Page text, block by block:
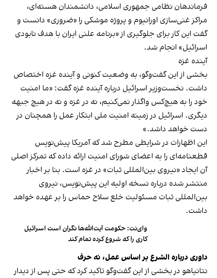
فرماندهان نظامی جمهوری اسلامی، دانشمندان هسته‌ای،
مراکز غنی‌سازی اورانیوم و پروژه موشکی را «ضروری» دانست و
گفت این کار برای جلوگیری از «برنامه علنی ایران با هدف نابودی
اسرائیل» انجام شد.
آینده غزه
بخشی از این گفت‌وگو، به وضعیت کنونی و آینده غزه اختصاص
داشت. نخست‌وزیر اسرائیل درباره آینده غزه گفت: «ما امنیت
خود را به هیچ‌کس واگذار نمی‌کنیم، نه در غزه و نه در هیچ جبهه
دیگری. اسرائیل در زمینه امنیت ملی ابتکار عمل را همچنان در
دست خواهد داشد.»
این اظهارات در شرایطی مطرح شد که آمریکا پیش‌نویس
قطعنامه‌ای را به اعضای شورای امنیت ارائه داده که تمرکز اصلی
آن ایجاد «نیروی بین‌المللی ثبات» در غزه است. بنا بر اخبار
منتشر شده درباره نسخه اولیه این پیش‌نویس، نیروی
بین‌المللی ثبات مسئولیت خلع سلاح حماس را بر عهده خواهد
داشت.
وای‌نت: حکومت آیت‌الله‌ها نگران است اسرائیل
کاری را که شروع کرده تمام کند
داوری درباره الشرع بر اساس عمل، نه حرف
نتانیاهو در بخشی از این گفت‌وگو تاکید کرد که حتی پس ازدیدار